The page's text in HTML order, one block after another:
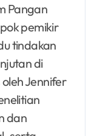
Pangan
pemikir
tindakan
di
oleh Jennifer
dan